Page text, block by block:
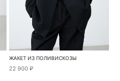
ЖАКЕТ ИЗ ПОЛИВИСКОЗЫ
22 900 ₽